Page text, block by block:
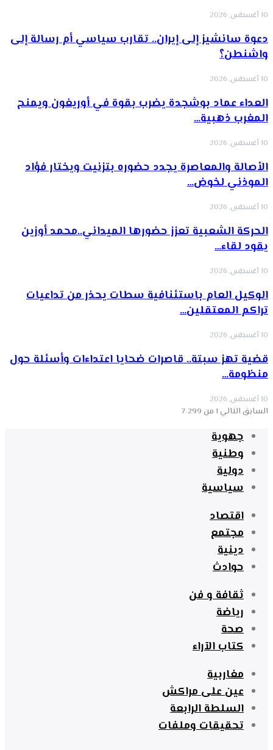
10 أغسطس, 2026
دعوة سانشيز إلى إيران.. تقارب سياسي أم رسالة إلى
واشنطن؟
10 أغسطس, 2026
العداء عماد بوشجدة يضرب بقوة في أوريغون ويمنح
المغرب ذهبية…
10 أغسطس, 2026
الأصالة والمعاصرة يجدد حضوره بتزنيت ويختار فؤاد
الموذني لخوض…
10 أغسطس, 2026
الحركة الشعبية تعزز حضورها الميداني..محمد أوزين
يقود لقاء…
10 أغسطس, 2026
الوكيل العام باستئنافية سطات يحذر من تداعيات
تراكم المعتقلين…
10 أغسطس, 2026
قضية تهز سبتة.. قاصرات ضحايا اعتداءات وأسئلة حول
منظومة…
10 أغسطس, 2026
السابق التالي 1 من 7٬299
جهوية
وطنية
دولية
سياسية
اقتصاد
مجتمع
دينية
حوادث
ثقافة و فن
رياضة
صحة
كتاب الآراء
مغاربية
عين على مراكش
السلطة الرابعة
تحقيقات وملفات